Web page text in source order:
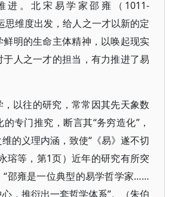
进。北宋易学家邵雍（1011-
思维度出发，给人之一才以新的定
明的生命主体精神，以唤起现实
人之一才的担当，有力推进了易
以往的研究，常常因其先天象数
专门推究，断言其“务穷造化”，
的义理内涵，致使“《易》遂不切
瑢等，第1页）近年的研究有所突
“邵雍是一位典型的易学哲学家……
，推衍出一套哲学体系”。（朱伯